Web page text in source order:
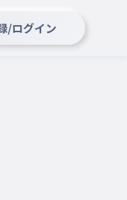
/ログイン